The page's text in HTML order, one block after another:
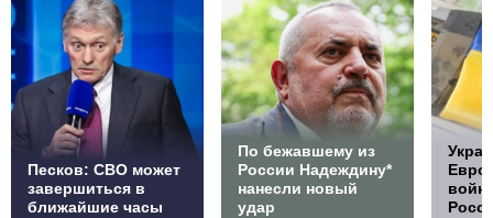
Песков: СВО может
завершиться в
ближайшие часы
По бежавшему из
России Надеждину*
нанесли новый
удар